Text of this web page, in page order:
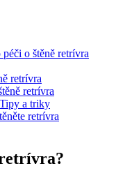
o štěně retrívra
retrívra
retrívra
a triky
retrívra